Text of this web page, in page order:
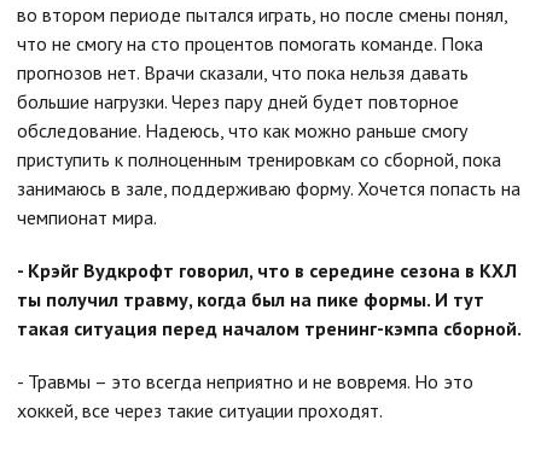
во втором периоде пытался играть, но после смены понял,
что не смогу на сто процентов помогать команде. Пока
прогнозов нет. Врачи сказали, что пока нельзя давать
большие нагрузки. Через пару дней будет повторное
обследование. Надеюсь, что как можно раньше смогу
приступить к полноценным тренировкам со сборной, пока
занимаюсь в зале, поддерживаю форму. Хочется попасть на
чемпионат мира.
- Крэйг Вудкрофт говорил, что в середине сезона в КХЛ
ты получил травму, когда был на пике формы. И тут
такая ситуация перед началом тренинг-кэмпа сборной.
- Травмы – это всегда неприятно и не вовремя. Но это
хоккей, все через такие ситуации проходят.